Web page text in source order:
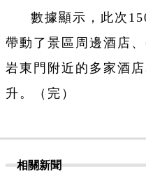
數據顯示，此次
帶動了景區周邊酒店
岩東門附近的多家酒
升。
（完）
相關新聞